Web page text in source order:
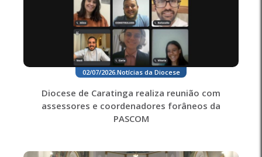
02/07/2026. Notícias da Diocese
Diocese de Caratinga realiza reunião com
assessores e coordenadores forâneos da
PASCOM